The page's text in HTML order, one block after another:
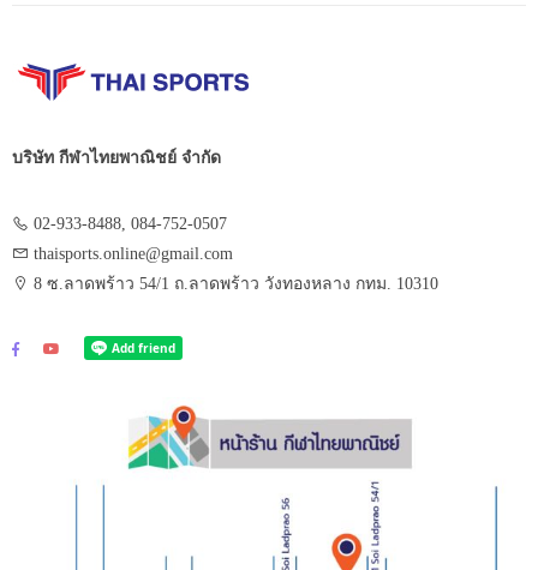
บริษัท กีฬาไทยพาณิชย์ จำกัด
02-933-8488, 084-752-0507
thaisports.online@gmail.com
8 ซ.ลาดพร้าว 54/1 ถ.ลาดพร้าว วังทองหลาง กทม. 10310